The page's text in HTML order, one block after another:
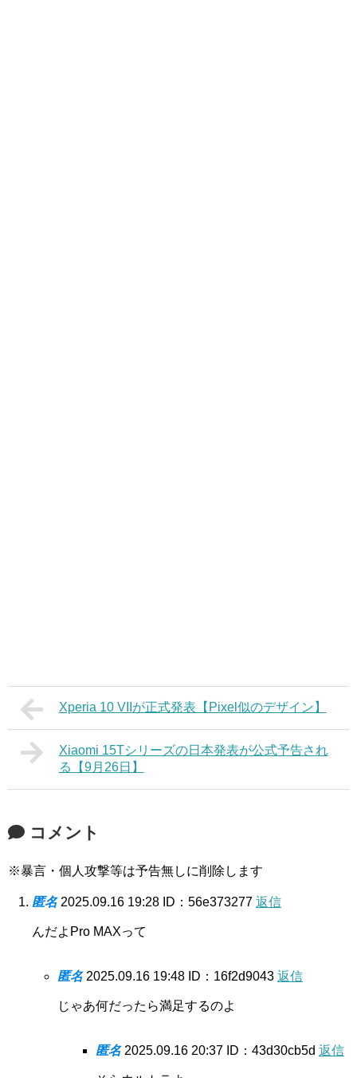
Xperia 10 VIIが正式発表【Pixel似のデザイン】
Xiaomi 15Tシリーズの日本発表が公式予告され
る【9月26日】
コメント
※暴言・個人攻撃等は予告無しに削除します
匿名 2025.09.16 19:28 ID：56e373277 返信
んだよPro MAXって
匿名 2025.09.16 19:48 ID：16f2d9043 返信
じゃあ何だったら満足するのよ
匿名 2025.09.16 20:37 ID：43d30cb5d 返信